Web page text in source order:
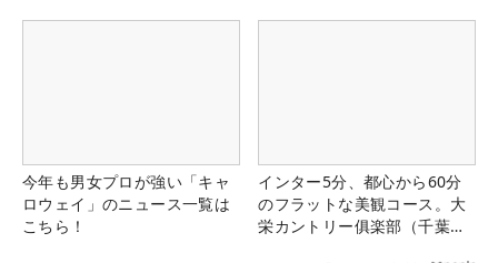
今年も男女プロが強い「キャ
ロウェイ」のニュース一覧は
こちら！
インター5分、都心から60分
のフラットな美観コース。大
栄カントリー俱楽部（千葉